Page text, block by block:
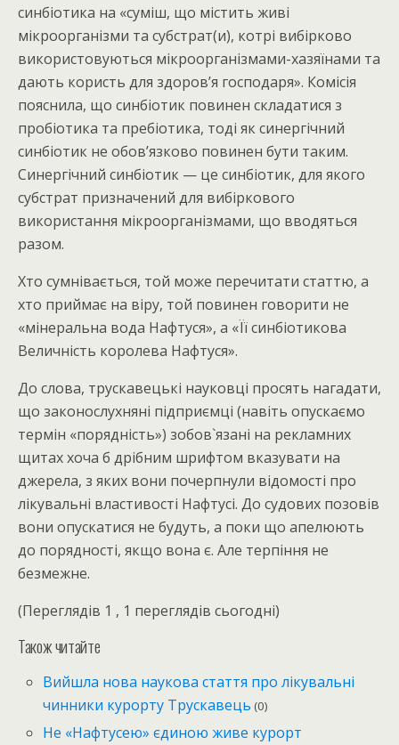
синбіотика на «суміш, що містить живі
мікроорганізми та субстрат(и), котрі вибірково
використовуються мікроорганізмами-хазяїнами та
дають користь для здоров’я господаря». Комісія
пояснила, що синбіотик повинен складатися з
пробіотика та пребіотика, тоді як синергічний
синбіотик не обов’язково повинен бути таким.
Синергічний синбіотик — це синбіотик, для якого
субстрат призначений для вибіркового
використання мікроорганізмами, що вводяться
разом.
Хто сумнівається, той може перечитати статтю, а
хто приймає на віру, той повинен говорити не
«мінеральна вода Нафтуся», а «Її синбіотикова
Величність королева Нафтуся».
До слова, трускавецькі науковці просять нагадати,
що законослухняні підприємці (навіть опускаємо
термін «порядність») зобов`язані на рекламних
щитах хоча б дрібним шрифтом вказувати на
джерела, з яких вони почерпнули відомості про
лікувальні властивості Нафтусі. До судових позовів
вони опускатися не будуть, а поки що апелюють
до порядності, якщо вона є. Але терпіння не
безмежне.
(Переглядів 1 , 1 переглядів сьогодні)
Також читайте
Вийшла нова наукова стаття про лікувальні
чинники курорту Трускавець (0)
Не «Нафтусею» єдиною живе курорт